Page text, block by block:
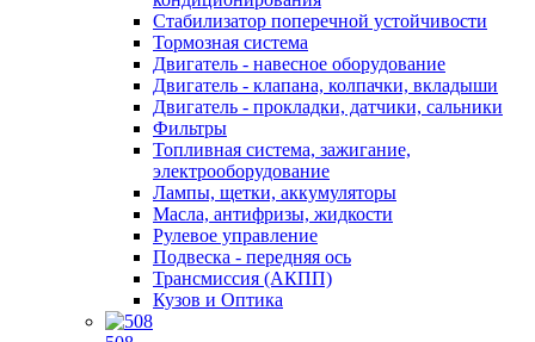
Стабилизатор поперечной устойчивости
Тормозная система
Двигатель - навесное оборудование
Двигатель - клапана, колпачки, вкладыши
Двигатель - прокладки, датчики, сальники
Фильтры
Топливная система, зажигание,
электрооборудование
Лампы, щетки, аккумуляторы
Масла, антифризы, жидкости
Рулевое управление
Подвеска - передняя ось
Трансмиссия (АКПП)
Кузов и Оптика